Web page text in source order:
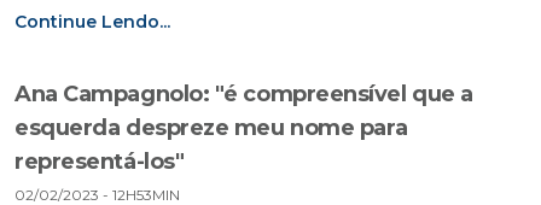
Continue Lendo...
Ana Campagnolo: "é compreensível que a
esquerda despreze meu nome para
representá-los"
02/02/2023 - 12H53MIN